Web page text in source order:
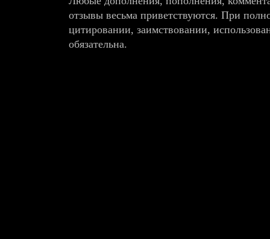
отзывы весьма приветствуются. При
цитировании, заимствовании,
обязательна.